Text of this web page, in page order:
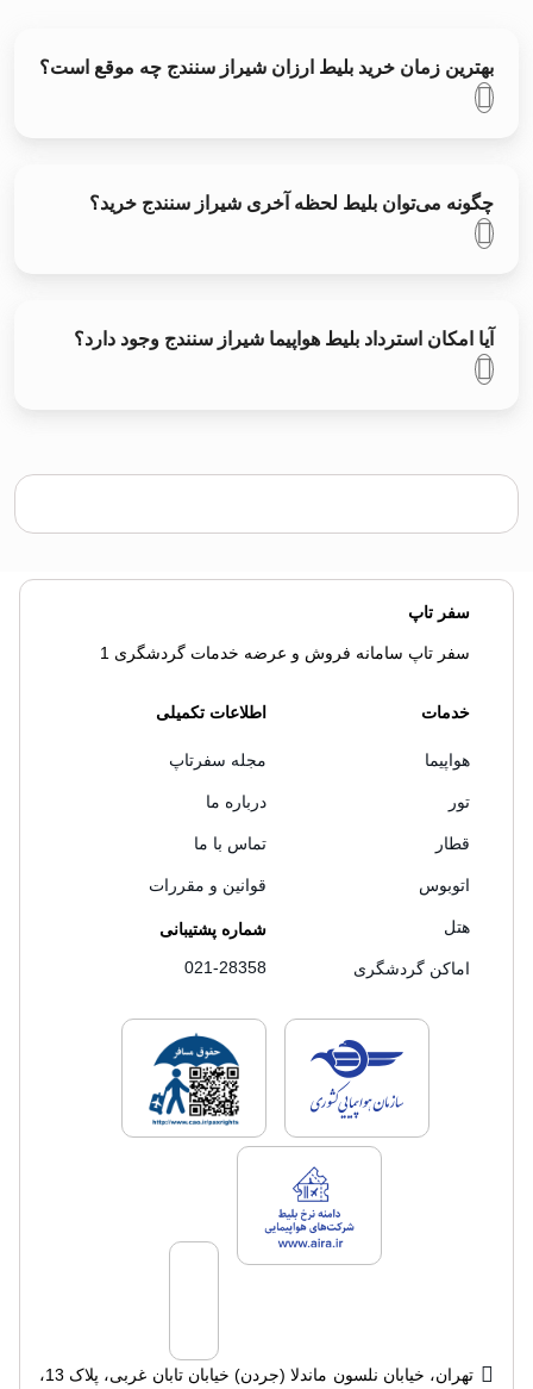
بهترین زمان خرید بلیط ارزان شیراز سنندج چه موقع است؟
چگونه می‌توان بلیط لحظه آخری شیراز سنندج خرید؟
آیا امکان استرداد بلیط هواپیما شیراز سنندج وجود دارد؟
سفر تاپ
سفر تاپ سامانه فروش و عرضه خدمات گردشگری 1
خدمات
هواپیما
تور
قطار
اتوبوس
هتل
اماکن گردشگری
اطلاعات تکمیلی
مجله سفرتاپ
درباره ما
تماس با ما
قوانین و مقررات
شماره پشتیبانی
021-28358
لایسنس های فروش سفرتاپلایسنس های
لایسنس های فروش سفرتاپ
تهران، خیابان نلسون ماندلا (جردن) خیابان تابان غربی، پلاک 13،